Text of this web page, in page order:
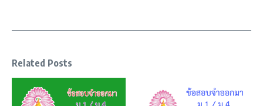
Related Posts